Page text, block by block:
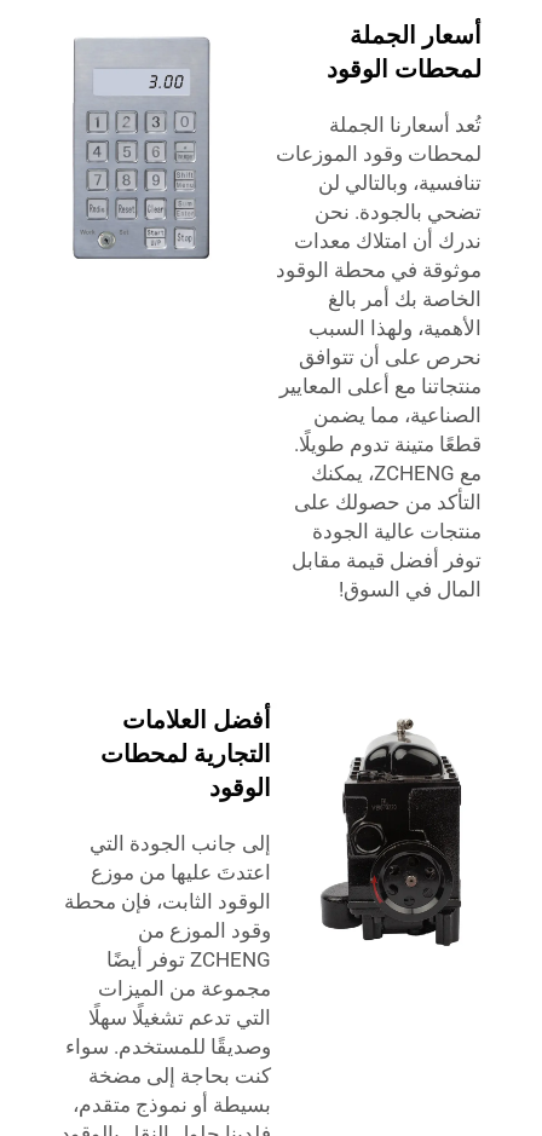
أسعار الجملة
لمحطات الوقود
تُعد أسعارنا الجملة
لمحطات وقود الموزعات
تنافسية، وبالتالي لن
تضحي بالجودة. نحن
ندرك أن امتلاك معدات
موثوقة في محطة الوقود
الخاصة بك أمر بالغ
الأهمية، ولهذا السبب
نحرص على أن تتوافق
منتجاتنا مع أعلى المعايير
الصناعية، مما يضمن
قطعًا متينة تدوم طويلًا.
مع ZCHENG، يمكنك
التأكد من حصولك على
منتجات عالية الجودة
توفر أفضل قيمة مقابل
المال في السوق!
أفضل العلامات
التجارية لمحطات
الوقود
إلى جانب الجودة التي
اعتدتَ عليها من موزع
الوقود الثابت، فإن محطة
وقود الموزع من
ZCHENG توفر أيضًا
مجموعة من الميزات
التي تدعم تشغيلًا سهلًا
وصديقًا للمستخدم. سواء
كنت بحاجة إلى مضخة
بسيطة أو نموذج متقدم،